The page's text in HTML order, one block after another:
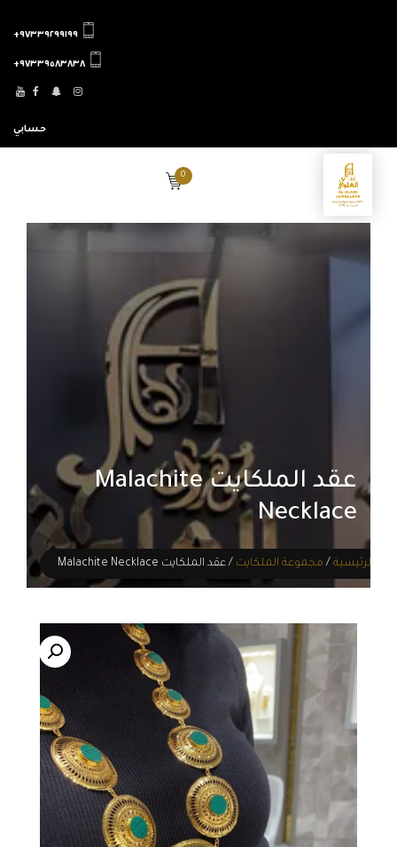
٩٧٣٣٩٢٩٩١٩٩+
٩٧٣٣٩٥٨٣٨٣٨+
حسابي
0
عقد الملكايت Malachite
Necklace
الرئيسية / مجموعة الملكايت / عقد الملكايت Malachite Necklace